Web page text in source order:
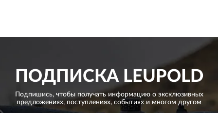
ПОДПИСКАLEUPOLD
Подпишись, чтобы получать информацию о эксклюзивных
предложениях, поступлениях, событиях и многом другом